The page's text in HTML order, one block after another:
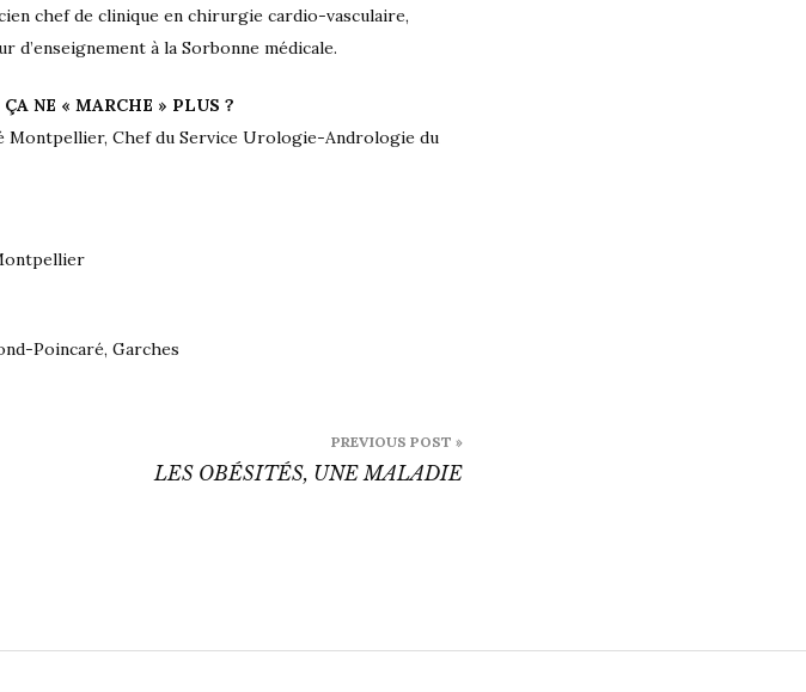
chef de clinique en chirurgie cardio-vasculaire,
d’enseignement à la Sorbonne médicale.
NE « MARCHE » PLUS ?
Montpellier, Chef du Service Urologie-Andrologie du
Poincaré, Garches
PREVIOUS POST »
LES OBÉSITÉS, UNE MALADIE